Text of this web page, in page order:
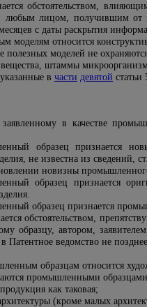
обстоятельством,
любым лицом, получившим от
с даты раскрытия
моделям относится
полезных моделей не
штаммы
в части девятой статьи
заявленному в качестве
образец признается
не известна из
новизны
образец признается
образец признается
обстоятельством,
образцу, автором,
Патентное ведомство не
образцам относится
промышленными
как таковая;
(кроме малых